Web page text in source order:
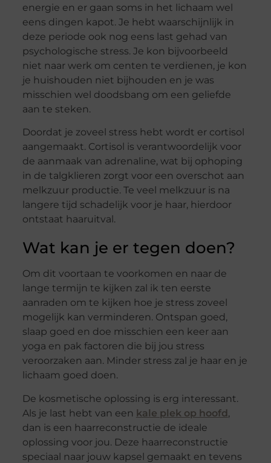
energie en er gaan soms in het lichaam wel
eens dingen kapot. Je hebt waarschijnlijk in
deze periode ook nog eens last gehad van
psychologische stress. Je kon bijvoorbeeld
niet naar werk om centen te verdienen, je kon
je huishouden niet bijhouden en je was
misschien wel doodsbang om een geliefde
aan te steken.
Doordat je zoveel stress hebt wordt er cortisol
aangemaakt. Cortisol is verantwoordelijk voor
de aanmaak van adrenaline, wat bij ophoping
in de talgklieren zorgt voor een overschot aan
melkzuur productie. Te veel melkzuur is na
langere tijd schadelijk voor je haar, hierdoor
ontstaat haaruitval.
Wat kan je er tegen doen?
Om dit voortaan te voorkomen en naar de
lange termijn te kijken zal ik ten eerste
aanraden om te kijken hoe je stress zoveel
mogelijk kan verminderen. Ontspan goed,
slaap goed en doe misschien een keer aan
yoga en pak factoren die bij jou stress
veroorzaken aan. Minder stress zal je haar en je
lichaam goed doen.
De kosmetische oplossing is erg interessant.
Als je last hebt van een kale plek op hoofd,
dan is een haarreconstructie de ideale
oplossing voor jou. Deze haarreconstructie
speciaal naar jouw kapsel gemaakt en tevens